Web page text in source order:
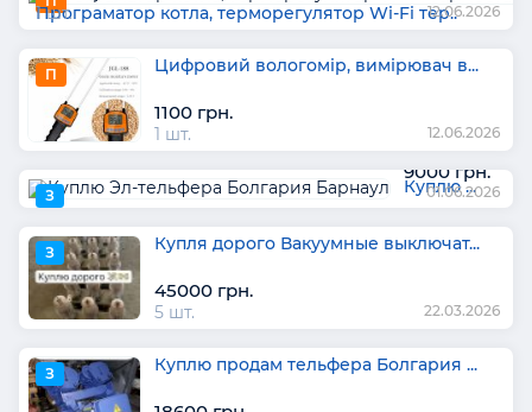
Програматор котла, терморегулятор Wi-Fi тер..
1 шт. 12.06.2026
П Цифровий вологомір, вимірювач в...
1100 грн.
1 шт. 12.06.2026
З Куплю ...
9000 грн.
01.06.2026
З Купля дорого Вакуумные выключат...
45000 грн.
5 шт. 22.03.2026
З Куплю продам тельфера Болгария ...